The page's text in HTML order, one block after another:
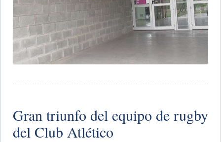
Gran triunfo del equipo de rugby
del Club Atlético